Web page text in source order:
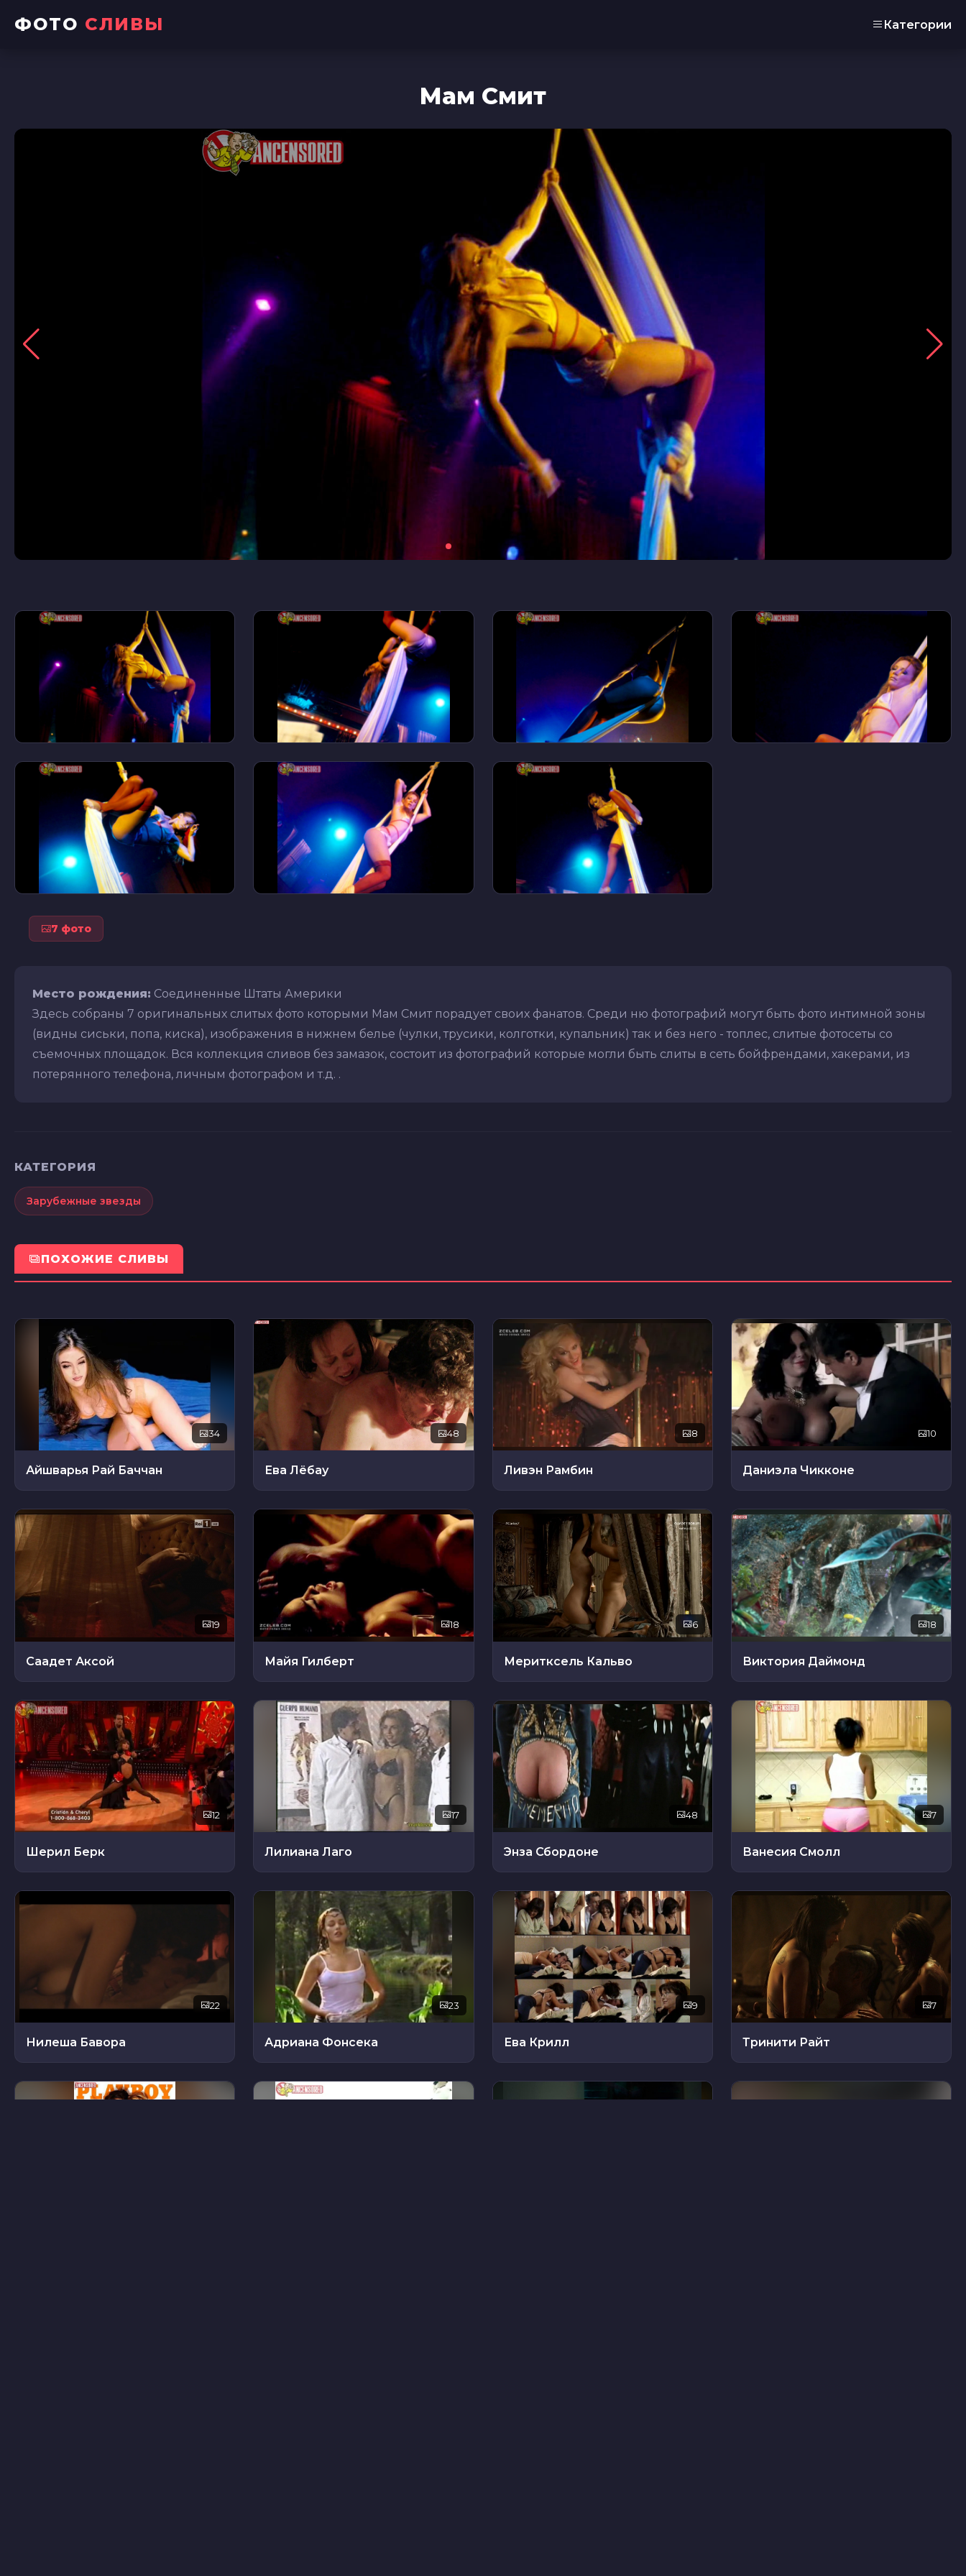
ФОТО СЛИВЫ Категории
Мам Смит
7 фото
Место рождения: Соединенные Штаты Америки
Здесь собраны 7 оригинальных слитых фото которыми Мам Смит порадует своих фанатов. Среди ню фотографий могут быть фото интимной зоны
(видны сиськи, попа, киска), изображения в нижнем белье (чулки, трусики, колготки, купальник) так и без него - топлес, слитые фотосеты со
съемочных площадок. Вся коллекция сливов без замазок, состоит из фотографий которые могли быть слиты в сеть бойфрендами, хакерами, из
потерянного телефона, личным фотографом и т.д. .
КАТЕГОРИЯ
Зарубежные звезды
ПОХОЖИЕ СЛИВЫ
34
Айшварья Рай Баччан
48
Ева Лёбау
8
Ливэн Рамбин
10
Даниэла Чикконе
19
Саадет Аксой
18
Майя Гилберт
6
Меритксель Кальво
18
Виктория Даймонд
12
Шерил Берк
17
Лилиана Лаго
48
Энза Сбордоне
7
Ванесия Смолл
22
Нилеша Бавора
23
Адриана Фонсека
9
Ева Крилл
7
Тринити Райт